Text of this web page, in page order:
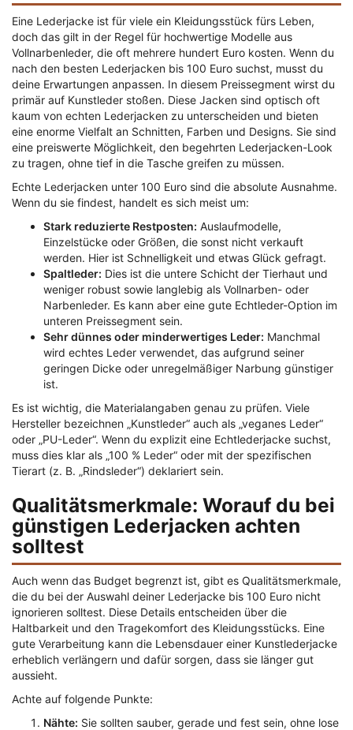
Eine Lederjacke ist für viele ein Kleidungsstück fürs Leben,
doch das gilt in der Regel für hochwertige Modelle aus
Vollnarbenleder, die oft mehrere hundert Euro kosten. Wenn du
nach den besten Lederjacken bis 100 Euro suchst, musst du
deine Erwartungen anpassen. In diesem Preissegment wirst du
primär auf Kunstleder stoßen. Diese Jacken sind optisch oft
kaum von echten Lederjacken zu unterscheiden und bieten
eine enorme Vielfalt an Schnitten, Farben und Designs. Sie sind
eine preiswerte Möglichkeit, den begehrten Lederjacken-Look
zu tragen, ohne tief in die Tasche greifen zu müssen.
Echte Lederjacken unter 100 Euro sind die absolute Ausnahme.
Wenn du sie findest, handelt es sich meist um:
Stark reduzierte Restposten: Auslaufmodelle,
Einzelstücke oder Größen, die sonst nicht verkauft
werden. Hier ist Schnelligkeit und etwas Glück gefragt.
Spaltleder: Dies ist die untere Schicht der Tierhaut und
weniger robust sowie langlebig als Vollnarben- oder
Narbenleder. Es kann aber eine gute Echtleder-Option im
unteren Preissegment sein.
Sehr dünnes oder minderwertiges Leder: Manchmal
wird echtes Leder verwendet, das aufgrund seiner
geringen Dicke oder unregelmäßiger Narbung günstiger
ist.
Es ist wichtig, die Materialangaben genau zu prüfen. Viele
Hersteller bezeichnen „Kunstleder“ auch als „veganes Leder“
oder „PU-Leder“. Wenn du explizit eine Echtlederjacke suchst,
muss dies klar als „100 % Leder“ oder mit der spezifischen
Tierart (z. B. „Rindsleder“) deklariert sein.
Qualitätsmerkmale: Worauf du bei
günstigen Lederjacken achten
solltest
Auch wenn das Budget begrenzt ist, gibt es Qualitätsmerkmale,
die du bei der Auswahl deiner Lederjacke bis 100 Euro nicht
ignorieren solltest. Diese Details entscheiden über die
Haltbarkeit und den Tragekomfort des Kleidungsstücks. Eine
gute Verarbeitung kann die Lebensdauer einer Kunstlederjacke
erheblich verlängern und dafür sorgen, dass sie länger gut
aussieht.
Achte auf folgende Punkte:
Nähte: Sie sollten sauber, gerade und fest sein, ohne lose